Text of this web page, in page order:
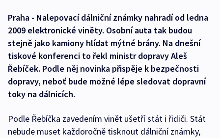
Praha - Nalepovací dálniční známky nahradí od ledna
2009 elektronické viněty. Osobní auta tak budou
stejně jako kamiony hlídat mýtné brány. Na dnešní
tiskové konferenci to řekl ministr dopravy Aleš
Řebíček. Podle něj novinka přispěje k bezpečnosti
dopravy, neboť bude možné lépe sledovat dopravní
toky na dálnicích.
Podle Řebíčka zavedením vinět ušetří stát i řidiči. Stát
nebude muset každoročně tisknout dálniční známky,